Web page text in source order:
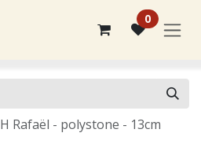
0
Rafaël - polystone - 13cm